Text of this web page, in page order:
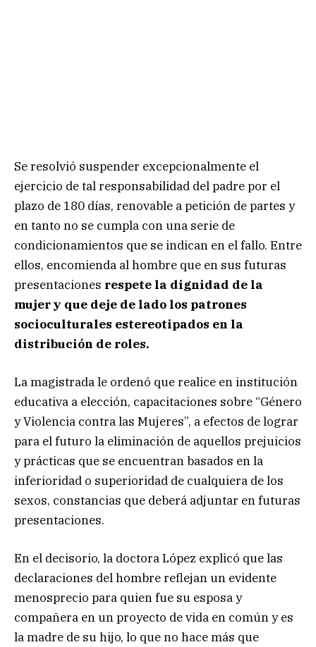
Se resolvió suspender excepcionalmente el
ejercicio de tal responsabilidad del padre por el
plazo de 180 días, renovable a petición de partes y
en tanto no se cumpla con una serie de
condicionamientos que se indican en el fallo. Entre
ellos, encomienda al hombre que en sus futuras
presentaciones respete la dignidad de la
mujer y que deje de lado los patrones
socioculturales estereotipados en la
distribución de roles.
La magistrada le ordenó que realice en institución
educativa a elección, capacitaciones sobre “Género
y Violencia contra las Mujeres”, a efectos de lograr
para el futuro la eliminación de aquellos prejuicios
y prácticas que se encuentran basados en la
inferioridad o superioridad de cualquiera de los
sexos, constancias que deberá adjuntar en futuras
presentaciones.
En el decisorio, la doctora López explicó que las
declaraciones del hombre reflejan un evidente
menosprecio para quien fue su esposa y
compañera en un proyecto de vida en común y es
la madre de su hijo, lo que no hace más que